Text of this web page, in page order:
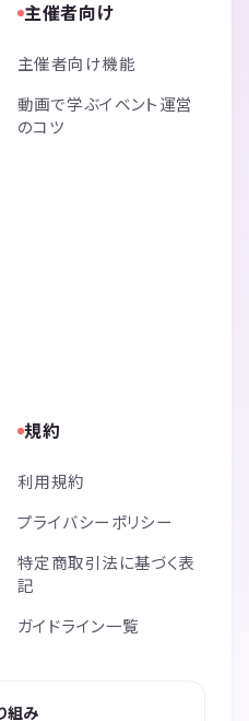
主催者向け
主催者向け機能
動画で学ぶイベント運営
のコツ
規約
利用規約
プライバシーポリシー
特定商取引法に基づく表
記
ガイドライン一覧
組み